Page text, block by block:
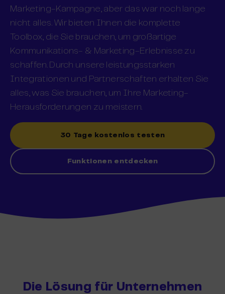
Marketing-Kampagne, aber das war noch lange
nicht alles. Wir bieten Ihnen die komplette
Toolbox, die Sie brauchen, um großartige
Kommunikations- & Marketing-Erlebnisse zu
schaffen. Durch unsere leistungsstarken
Integrationen und Partnerschaften erhalten Sie
alles, was Sie brauchen, um Ihre Marketing-
Herausforderungen zu meistern.
30 Tage kostenlos testen
Funktionen entdecken
Die Lösung für Unternehmen